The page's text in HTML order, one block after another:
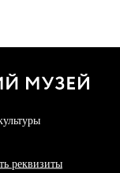
реквизиты